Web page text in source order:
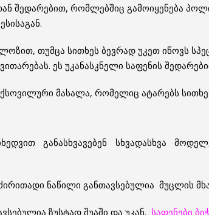
შედარებით, რომლებშიც გამოიყენება
თუმცა სითხეს ბევრად უკეთ იწოვს
ეს უკანასკნელი საფენის
მასალა, რომელიც ატარებს
განასხვავებენ სხვადასხვა
ნაწილი განთავსებულია მუცლის
ზუსტად შუაში და უკან. საფენები